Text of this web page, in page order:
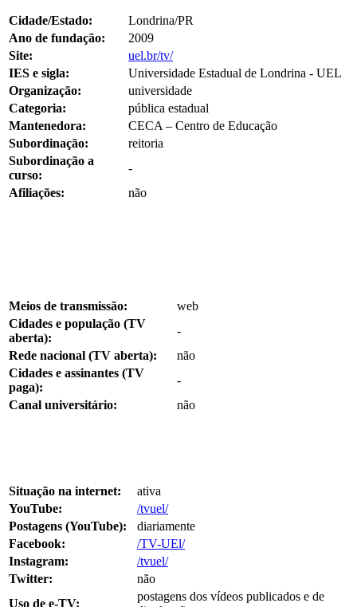
Cidade/Estado:
Londrina/PR
Ano de fundação:
2009
Site:
uel.br/tv/
IES e sigla:
Universidade Estadual de Londrina - UEL
Organização:
universidade
Categoria:
pública estadual
Mantenedora:
CECA – Centro de Educação
Subordinação:
reitoria
Subordinação a
curso:
-
Afiliações:
não
Meios de transmissão:
web
Cidades e população (TV
aberta):
-
Rede nacional (TV aberta):
não
Cidades e assinantes (TV
paga):
-
Canal universitário:
não
Situação na internet:
ativa
YouTube:
/tvuel/
Postagens (YouTube):
diariamente
Facebook:
/TV-UEl/
Instagram:
/tvuel/
Twitter:
não
Uso de e-TV:
postagens dos vídeos publicados e de